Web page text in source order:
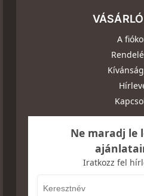
A
Ne maradj le
Iratkozz fel